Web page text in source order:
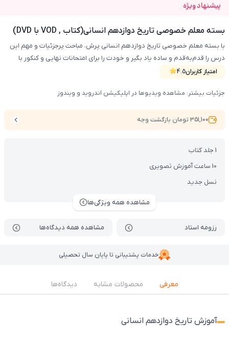
پیشنهاد ویژه
بسته معلم خصوصی تاریخ دوازدهم انسانی(کتاب , VOD با DVD)
امتیاز کاربران4.5
با بسته معلم خصوصی تاریخ دوازدهم انسانی پرش، مباحث پرجزئیات و مهم این
درس را قدم‌به‌قدم و ساده یاد بگیر و خودت را برای امتحانات نهایی و کنکور با
اطمینان آماده کن. این محصول شامل کتاب آموزشی ، DVD و دسترسی vod می‌باشد.
1 جلد کتاب
10 ساعت آموزش تصویری
نسل جدید
مشاهده همه ویژگی‌ها
رزومه استاد مشاهده همه دیدگاه‌ها
خدمات پشتیبانی تا پایان سال تحصیلی
جزئیات بیشتر: مشاهده ویدیوها در اپلیکیشن اندروید و ویندوز
351,100 تومان بازگشت وجه
معرفی محصولات مشابه دیدگاه‌ها
آموزش تاریخ دوازدهم انسانی